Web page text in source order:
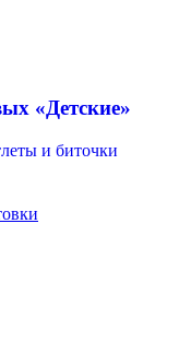
«Детские»
и биточки